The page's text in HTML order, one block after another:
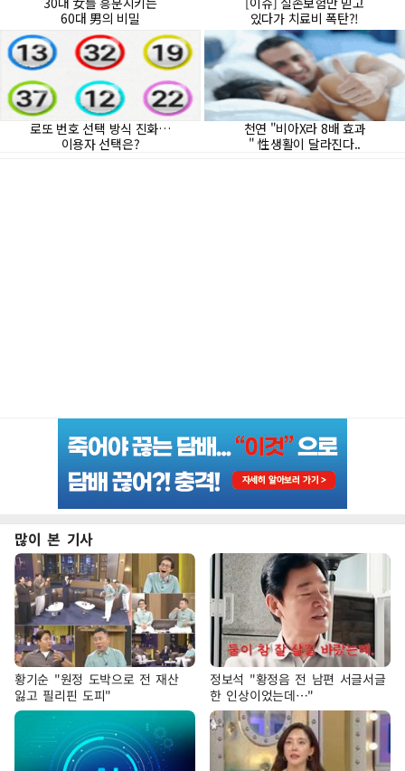
많이 본 기사
황기순 "원정 도박으로 전 재산
잃고 필리핀 도피"
정보석 "황정음 전 남편 서글서글
한 인상이었는데…"